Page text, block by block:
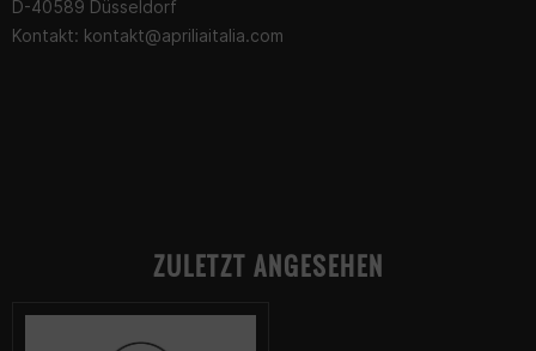
D-40589 Düsseldorf
Kontakt: kontakt@apriliaitalia.com
ZULETZT ANGESEHEN